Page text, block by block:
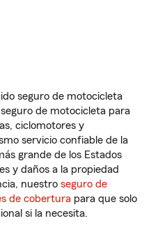
seguro de motocicleta
de motocicleta para
ciclomotores y
servicio confiable de la
grande de los Estados
y daños a la propiedad
nuestro seguro de
de cobertura para que solo
si la necesita.